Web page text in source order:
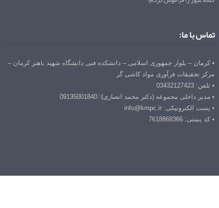
تماس با ما:
• کرمان – بلوار جمهوری اسلامی – دانشکده فنی دانشگاه شهید باهنر کرمان –
مرکز تحقیقات فرآوری مواد کاشی گر
• تلفن: 03432127423
• مدیر داخلی مجموعه (دکتر محمد انصاری): 09135001840
• پست الکترونیکی: info@kmpc.ir
• کد پستی: 7618868366